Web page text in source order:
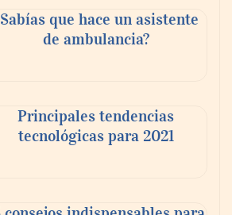
modernizar sus sistemas
décadas de conocimiento
que hace un asistente
de ambulancia?
Principales tendencias
tecnológicas para 2021